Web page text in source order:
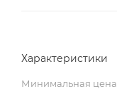
Характеристики
Минимальная цена